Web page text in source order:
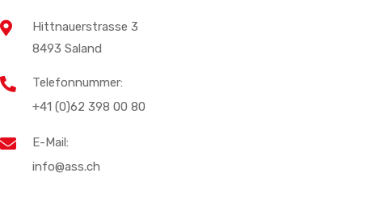
Hittnauerstrasse 3
8493 Saland
Telefonnummer:
+41 (0)62 398 00 80
E-Mail:
info@ass.ch